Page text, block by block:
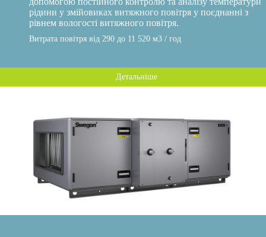
рідини у змійовиках витяжного повітря у поєднанні з
рівнем вологості витяжного повітря.
Витрата повітря від 290 до 11 520 м3 / год
Детальніше